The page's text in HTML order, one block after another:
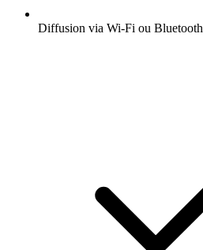
Diffusion via Wi-Fi ou Bluetooth